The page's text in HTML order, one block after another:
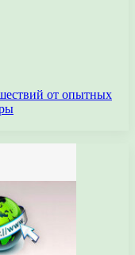
от опытных